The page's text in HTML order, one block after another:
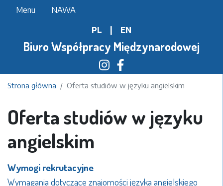
treści
Menu NAWA
Biuro Współpracy Międzynarodowej
PL EN
Strona główna Oferta studiów w języku angielskim
Oferta studiów w języku
angielskim
Wymogi rekrutacyjne
Wymagania dotyczące znajomości języka angielskiego